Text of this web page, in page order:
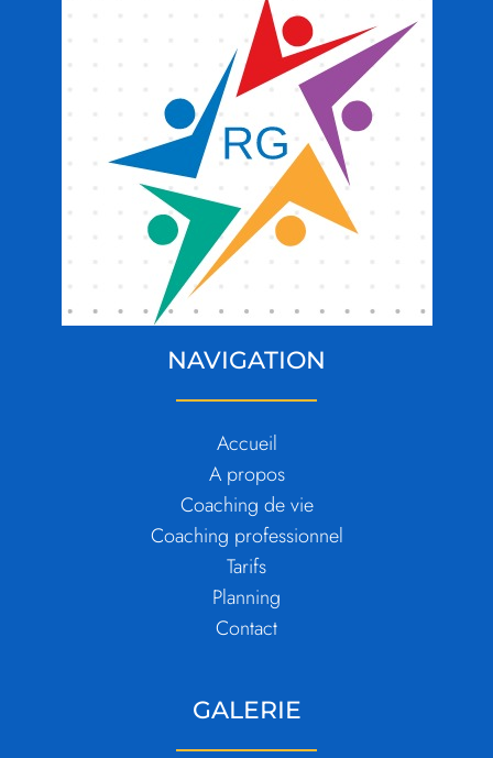
NAVIGATION
Accueil
A propos
Coaching de vie
Coaching professionnel
Tarifs
Planning
Contact
GALERIE